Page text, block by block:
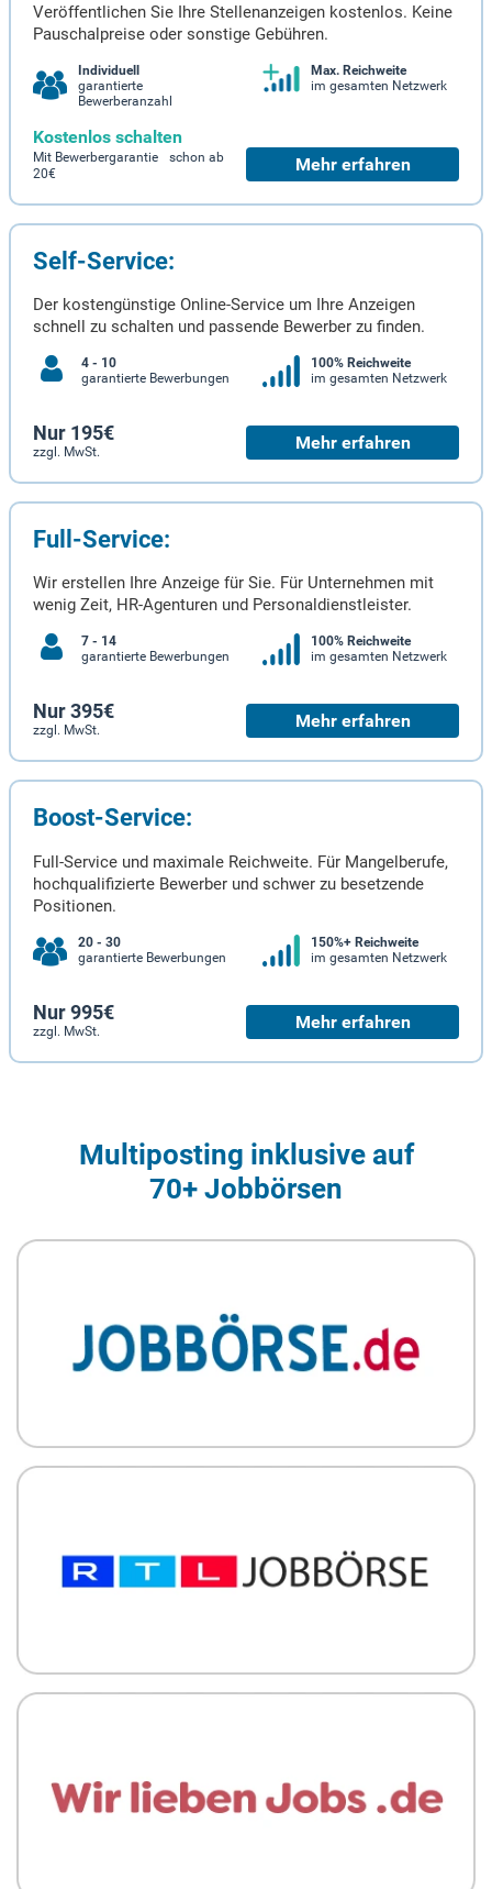
Veröffentlichen Sie Ihre Stellenanzeigen kostenlos. Keine
Pauschalpreise oder sonstige Gebühren.
Individuell
garantierte
Bewerberanzahl
Max. Reichweite
im gesamten Netzwerk
Kostenlos schalten
Mit Bewerbergarantie schon ab
20€
Mehr erfahren
Self-Service:
Der kostengünstige Online-Service um Ihre Anzeigen
schnell zu schalten und passende Bewerber zu finden.
4 - 10
garantierte Bewerbungen
100% Reichweite
im gesamten Netzwerk
Nur 195€
zzgl. MwSt. Mehr erfahren
Full-Service:
Wir erstellen Ihre Anzeige für Sie. Für Unternehmen mit
wenig Zeit, HR-Agenturen und Personaldienstleister.
7 - 14
garantierte Bewerbungen
100% Reichweite
im gesamten Netzwerk
Nur 395€
zzgl. MwSt. Mehr erfahren
Boost-Service:
Full-Service und maximale Reichweite. Für Mangelberufe,
hochqualifizierte Bewerber und schwer zu besetzende
Positionen.
20 - 30
garantierte Bewerbungen
150%+ Reichweite
im gesamten Netzwerk
Nur 995€
zzgl. MwSt. Mehr erfahren
Multiposting inklusive auf
70+ Jobbörsen